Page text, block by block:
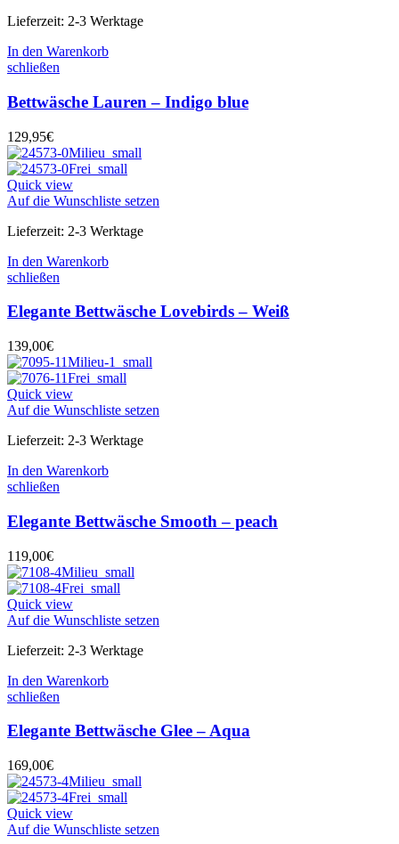
Lieferzeit: 2-3 Werktage
In den Warenkorb
schließen
Bettwäsche Lauren – Indigo blue
129,95€
Quick view
Auf die Wunschliste setzen
Lieferzeit: 2-3 Werktage
In den Warenkorb
schließen
Elegante Bettwäsche Lovebirds – Weiß
139,00€
Quick view
Auf die Wunschliste setzen
Lieferzeit: 2-3 Werktage
In den Warenkorb
schließen
Elegante Bettwäsche Smooth – peach
119,00€
Quick view
Auf die Wunschliste setzen
Lieferzeit: 2-3 Werktage
In den Warenkorb
schließen
Elegante Bettwäsche Glee – Aqua
169,00€
Quick view
Auf die Wunschliste setzen